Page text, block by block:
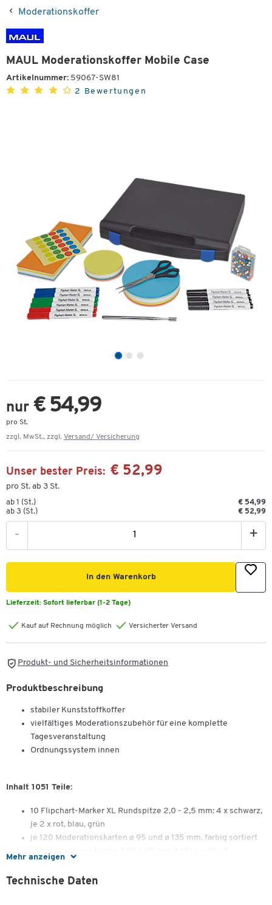
Moderationskoffer
MAUL Moderationskoffer Mobile Case
Artikelnummer: 59067-SW81
2 Bewertungen
nur € 54,99
pro St.
zzgl. MwSt., zzgl. Versand/ Versicherung
Unser bester Preis: € 52,99
pro St. ab 3 St.
ab 1 (St.)
€ 54,99
ab 3 (St.)
€ 52,99
- +
In den Warenkorb
Lieferzeit: Sofort lieferbar (1-2 Tage)
Kauf auf Rechnung möglich Versicherter Versand
Produkt- und Sicherheitsinformationen
Mehr anzeigen
Produktbeschreibung
stabiler Kunststoffkoffer
vielfältiges Moderationszubehör für eine komplette
Tagesveranstaltung
Ordnungssystem innen
Inhalt 1051 Teile:
10 Flipchart-Marker XL Rundspitze 2,0 - 2,5 mm: 4 x schwarz,
je 2 x rot, blau, grün
je 120 Moderationskarten ø 95 und ø 135 mm, farbig sortiert
480 Klebepunkte, farbig sortiert
Technische Daten